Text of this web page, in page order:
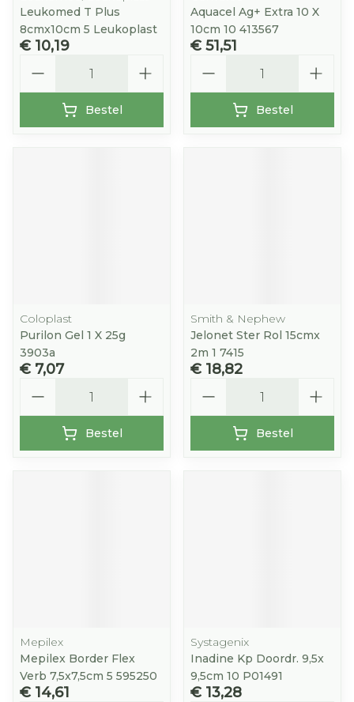
Leukomed T Plus
8cmx10cm 5 Leukoplast
€ 10,19
Bestel
Aquacel Ag+ Extra 10 X
10cm 10 413567
€ 51,51
Bestel
Coloplast
Purilon Gel 1 X 25g
3903a
€ 7,07
Bestel
Smith & Nephew
Jelonet Ster Rol 15cmx
2m 1 7415
€ 18,82
Bestel
Mepilex
Mepilex Border Flex
Verb 7,5x7,5cm 5 595250
€ 14,61
Systagenix
Inadine Kp Doordr. 9,5x
9,5cm 10 P01491
€ 13,28